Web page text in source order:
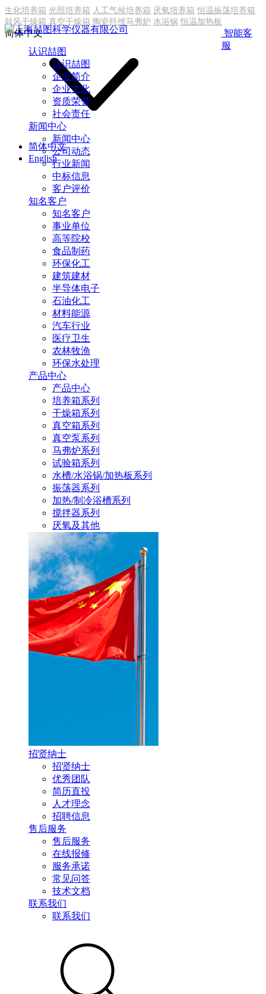
生化培养箱 光照培养箱 人工气候培养箱 厌氧培养箱 恒温振荡培养箱
鼓风干燥箱 真空干燥箱 陶瓷纤维马弗炉 水浴锅 恒温加热板
简体中文
简体中文
English
智能客
服
认识喆图
认识喆图
企业简介
企业文化
资质荣誉
社会责任
新闻中心
新闻中心
公司动态
行业新闻
中标信息
客户评价
知名客户
知名客户
事业单位
高等院校
食品制药
环保化工
建筑建材
半导体电子
石油化工
材料能源
汽车行业
医疗卫生
农林牧渔
环保水处理
产品中心
产品中心
培养箱系列
干燥箱系列
真空箱系列
真空泵系列
马弗炉系列
试验箱系列
水槽/水浴锅/加热板系列
振荡器系列
加热/制冷浴槽系列
搅拌器系列
厌氧及其他
招贤纳士
招贤纳士
优秀团队
简历直投
人才理念
招聘信息
售后服务
售后服务
在线报修
服务承诺
常见问答
技术文档
联系我们
联系我们